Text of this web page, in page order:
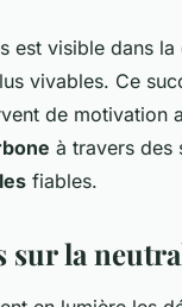
est visible dans
vivables. Ce
de motivation
à travers des
fiables.
sur la